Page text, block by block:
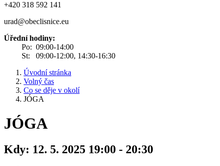
+420 318 592 141
urad@obeclisnice.eu
Úřední hodiny:
Po: 09:00-14:00
St: 09:00-12:00, 14:30-16:30
Úvodní stránka
Volný čas
Co se děje v okolí
JÓGA
JÓGA
Kdy: 12. 5. 2025 19:00 - 20:30